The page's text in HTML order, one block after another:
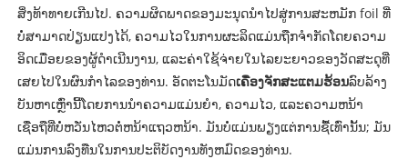
ສິ່ງທ້າທາຍເກີນໄປ. ຄວາມຜິດພາດຂອງມະນຸດນໍາໄປສູ່ການສະຫມັກ foil ທີ່
ບໍ່ສາມາດປ່ຽນແປງໄດ້, ຄວາມໄວໃນການຜະລິດແມ່ນຖືກຈໍາກັດໂດຍຄວາມ
ອິດເມື່ອຍຂອງຜູ້ດໍາເນີນງານ, ແລະຄ່າໃຊ້ຈ່າຍໃນໄລຍະຍາວຂອງວັດສະດຸທີ່
ເສຍໄປໃນຜົນກໍາໄລຂອງທ່ານ. ອັດຕະໂນມັດເຄື່ອງຈັກສະແຕມຮ້ອນລົບລ້າງ
ບັນຫາເຫຼົ່ານີ້ໂດຍການນໍາຄວາມແມ່ນຍໍາ, ຄວາມໄວ, ແລະຄວາມຫນ້າ
ເຊື່ອຖືທີ່ບໍ່ຫວັ່ນໄຫວຕໍ່ຫນ້າແຖວຫນ້າ. ມັນບໍ່ແມ່ນພຽງແຕ່ການຊື້ເທົ່ານັ້ນ; ມັນ
ແມ່ນການລົງທືນໃນການປະຕິບັດງານທັງຫມົດຂອງທ່ານ.